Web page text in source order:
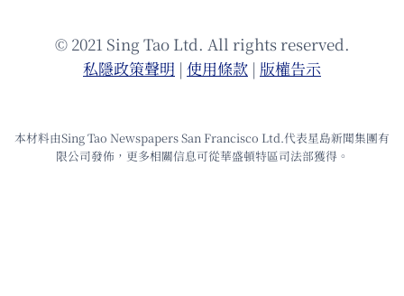
© 2021 Sing Tao Ltd. All rights reserved.
私隱政策聲明 | 使⽤條款 | 版權告⽰
本材料由Sing Tao Newspapers San Francisco Ltd.代表星島新聞集團有
限公司發佈，更多相關信息可從華盛頓特區司法部獲得。